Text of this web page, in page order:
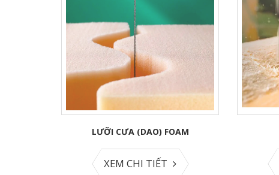
LƯỠI CƯA (DAO) FOAM
XEM CHI TIẾT